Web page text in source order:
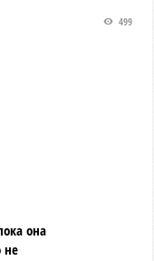
Запад. По
в ближайшее
499
она
не